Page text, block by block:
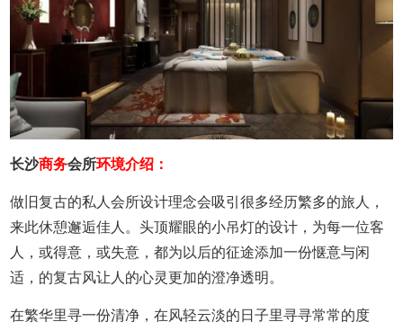
长沙商务会所环境介绍：
做旧复古的私人会所设计理念会吸引很多经历繁多的旅人，
来此休憩邂逅佳人。头顶耀眼的小吊灯的设计，为每一位客
人，或得意，或失意，都为以后的征途添加一份惬意与闲
适，的复古风让人的心灵更加的澄净透明。
在繁华里寻一份清净，在风轻云淡的日子里寻寻常常的度